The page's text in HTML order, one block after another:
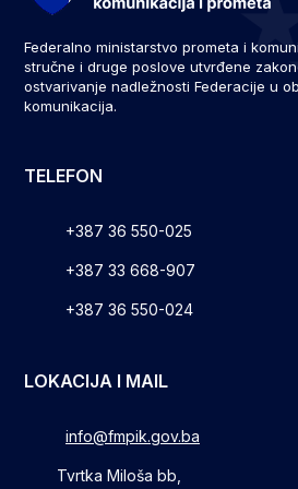
Federalno ministarstvo prometa i
stručne i druge poslove utvrđene
ostvarivanje nadležnosti Federacije u
komunikacija.
TELEFON
+387 36 550-025
+387 33 668-907
+387 36 550-024
LOKACIJA I MAIL
info@fmpik.gov.ba
Tvrtka Miloša bb,